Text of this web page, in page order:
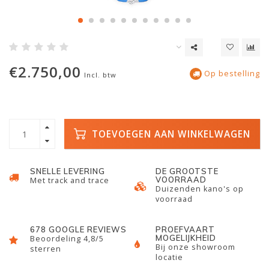
€2.750,00 Incl. btw Op bestelling
TOEVOEGEN AAN WINKELWAGEN
SNELLE LEVERING
Met track and trace
DE GROOTSTE
VOORRAAD
Duizenden kano's op
voorraad
678 GOOGLE REVIEWS
Beoordeling 4,8/5
sterren
PROEFVAART
MOGELIJKHEID
Bij onze showroom
locatie